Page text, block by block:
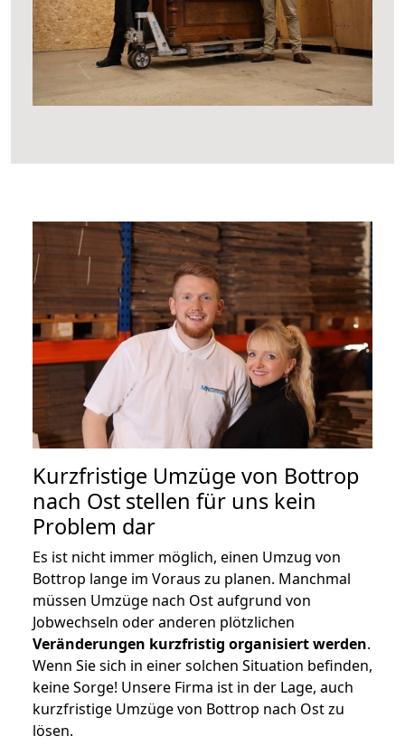
Kurzfristige Umzüge von Bottrop
nach Ost stellen für uns kein
Problem dar
Es ist nicht immer möglich, einen Umzug von
Bottrop lange im Voraus zu planen. Manchmal
müssen Umzüge nach Ost aufgrund von
Jobwechseln oder anderen plötzlichen
Veränderungen kurzfristig organisiert werden.
Wenn Sie sich in einer solchen Situation befinden,
keine Sorge! Unsere Firma ist in der Lage, auch
kurzfristige Umzüge von Bottrop nach Ost zu
lösen.